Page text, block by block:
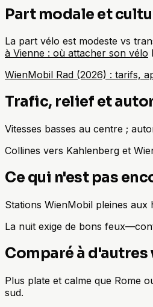
Part modale et
La part vélo est modeste vs
à Vienne : où attacher son vélo
WienMobil Rad (2026) : tarifs,
Trafic, relief et
Vitesses basses au centre ;
Collines vers Kahlenberg et
Ce qui n'est pas
Stations WienMobil pleines
La nuit exige de bons
Comparé à d'autres
Plus plate et calme que Rome
sud.